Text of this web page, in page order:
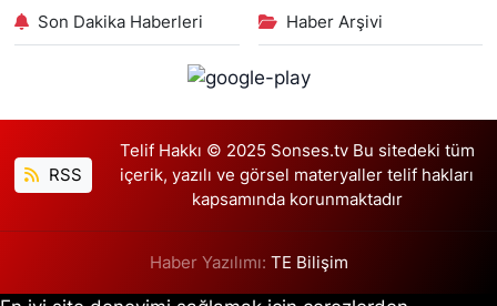
Son Dakika Haberleri Haber Arşivi
RSS
Telif Hakkı © 2025 Sonses.tv Bu sitedeki tüm
içerik, yazılı ve görsel materyaller telif hakları
kapsamında korunmaktadır
Haber Yazılımı: TE Bilişim